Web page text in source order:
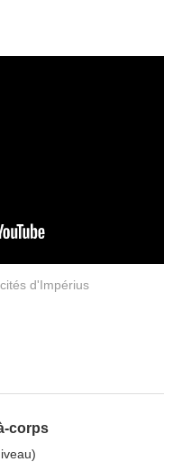
d'Impérius
corps